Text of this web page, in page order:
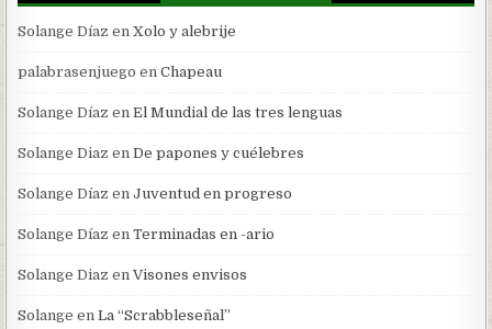
Solange Díaz enXolo y alebrije
palabrasenjuego enChapeau
Solange Díaz enEl Mundial de las tres lenguas
Solange Diaz enDe papones y cuélebres
Solange Díaz enJuventud en progreso
Solange Díaz enTerminadas en -ario
Solange Diaz enVisones envisos
Solange enLa “Scrabbleseñal”